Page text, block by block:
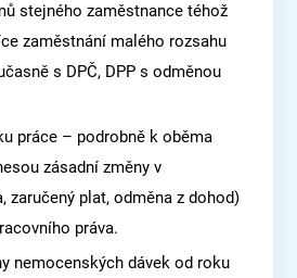
stejného zaměstnance téhož
zaměstnání malého rozsahu
s DPČ, DPP s odměnou
práce – podrobně k oběma
zásadní změny v
zaručený plat, odměna z dohod)
práva.
nemocenských dávek od roku